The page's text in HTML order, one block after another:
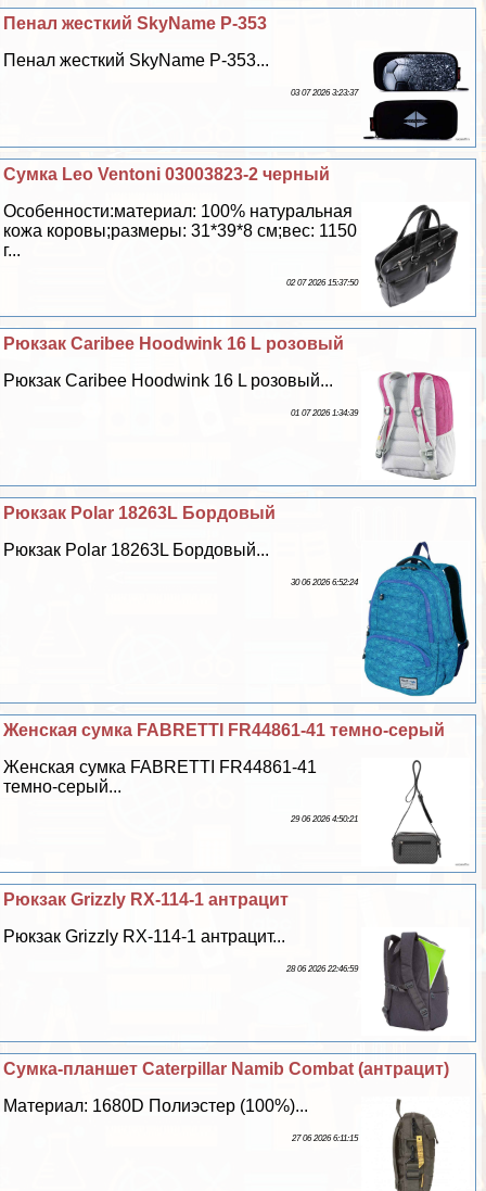
Пенал жесткий SkyName P-353
Пенал жесткий SkyName P-353...
03 07 2026 3:23:37
Сумка Leo Ventoni 03003823-2 черный
Особенности:материал: 100% натуральная
кожа коровы;размеры: 31*39*8 см;вес: 1150
г...
02 07 2026 15:37:50
Рюкзак Caribee Hoodwink 16 L розовый
Рюкзак Caribee Hoodwink 16 L розовый...
01 07 2026 1:34:39
Рюкзак Polar 18263L Бордовый
Рюкзак Polar 18263L Бордовый...
30 06 2026 6:52:24
Женская сумка FABRETTI FR44861-41 темно-серый
Женская сумка FABRETTI FR44861-41
темно-серый...
29 06 2026 4:50:21
Рюкзак Grizzly RX-114-1 антрацит
Рюкзак Grizzly RX-114-1 антрацит...
28 06 2026 22:46:59
Сумка-планшет Caterpillar Namib Combat (антрацит)
Материал: 1680D Полиэстер (100%)...
27 06 2026 6:11:15